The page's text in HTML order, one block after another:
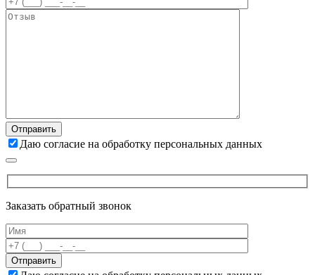
Даю согласие на обработку персональных данных
Заказать обратный звонок